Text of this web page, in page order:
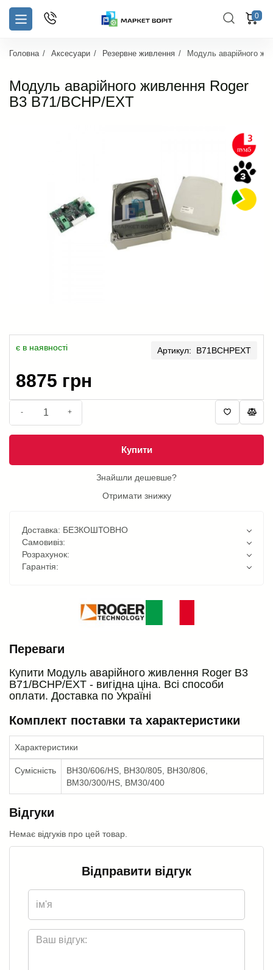
0
Головна Аксесуари Резервне живлення Модуль аварійного
Модуль аварійного живлення Roger
B3 B71/BCHP/EXT
є в наявності Артикул: B71BCHPEXT
8875 грн
- +
Купити
Знайшли дешевше?
Отримати знижку
Доставка: БЕЗКОШТОВНО
Самовивіз:
Розрахунок:
Гарантія:
Переваги
Купити Модуль аварійного живлення Roger B3
B71/BCHP/EXT - вигідна ціна. Всі способи
оплати. Доставка по Україні
Комплект поставки та характеристики
Характеристики
Сумісність
BH30/606/HS, BH30/805, BH30/806,
BM30/300/HS, BM30/400
Відгуки
Немає відгуків про цей товар.
Відправити відгук